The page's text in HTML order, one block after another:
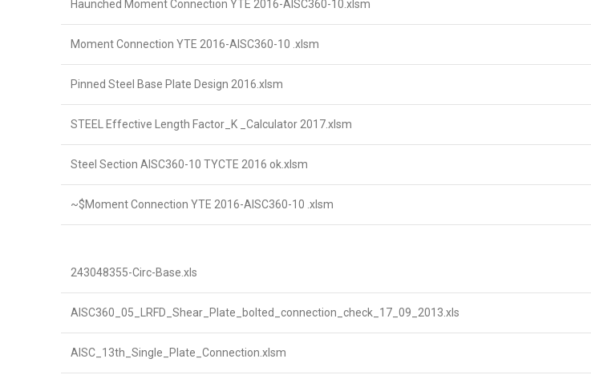
Haunched Moment Connection YTE 2016-AISC360-10.xlsm
Moment Connection YTE 2016-AISC360-10 .xlsm
Pinned Steel Base Plate Design 2016.xlsm
STEEL Effective Length Factor_K _Calculator 2017.xlsm
Steel Section AISC360-10 TYCTE 2016 ok.xlsm
~$Moment Connection YTE 2016-AISC360-10 .xlsm
243048355-Circ-Base.xls
AISC360_05_LRFD_Shear_Plate_bolted_connection_check_17_09_2013.xls
AISC_13th_Single_Plate_Connection.xlsm